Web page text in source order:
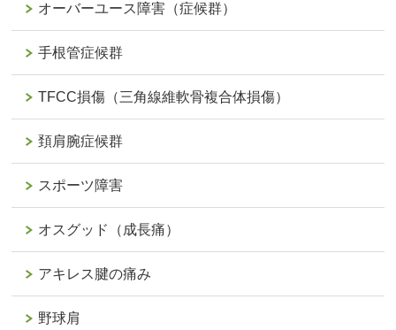
オーバーユース障害（症候群）
手根管症候群
TFCC損傷（三角線維軟骨複合体損傷）
頚肩腕症候群
スポーツ障害
オスグッド（成長痛）
アキレス腱の痛み
野球肩